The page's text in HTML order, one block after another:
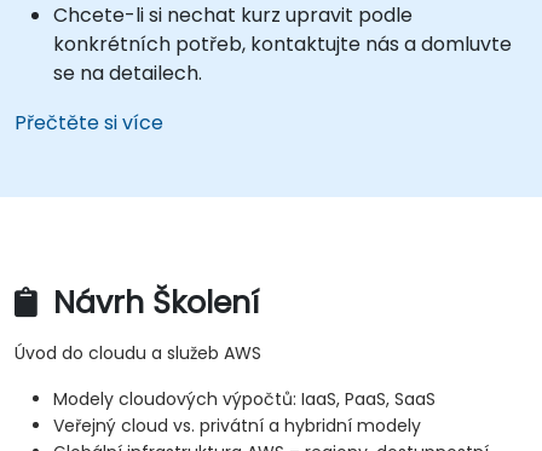
Chcete-li si nechat kurz upravit podle
konkrétních potřeb, kontaktujte nás a domluvte
se na detailech.
Přečtěte si více
Návrh Školení
Úvod do cloudu a služeb AWS
Modely cloudových výpočtů: IaaS, PaaS, SaaS
Veřejný cloud vs. privátní a hybridní modely